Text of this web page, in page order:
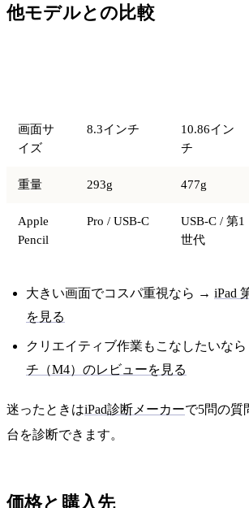
他モデルとの比較
画面サ
イズ
8.3インチ
10.86イン
チ
重量 293g 477g
Apple
Pencil
Pro / USB-C
USB-C / 第1
世代
大きい画面でコスパ重視なら → iPad
を見る
クリエイティブ作業もこなしたいな
チ（M4）のレビューを見る
迷ったときはiPad診断メーカーで5問の質
台を診断できます。
価格と購入先